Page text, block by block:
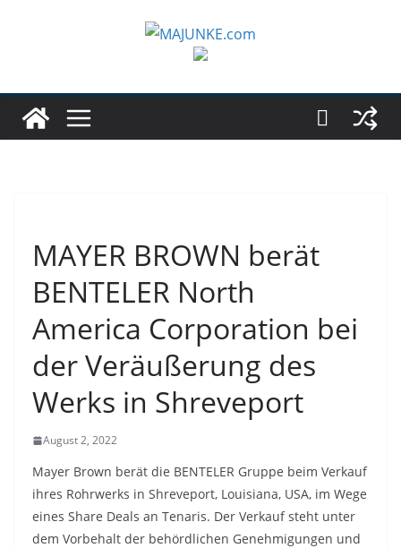
MAYER BROWN berät
BENTELER North
America Corporation bei
der Veräußerung des
Werks in Shreveport
August 2, 2022
Mayer Brown berät die BENTELER Gruppe beim Verkauf
ihres Rohrwerks in Shreveport, Louisiana, USA, im Wege
eines Share Deals an Tenaris. Der Verkauf steht unter
dem Vorbehalt der behördlichen Genehmigungen und